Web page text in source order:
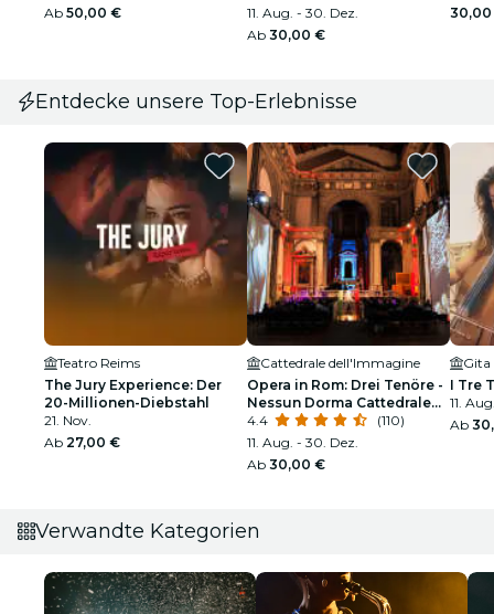
Ab 50,00 €
11. Aug. - 30. Dez.
Ab 30,00 €
Entdecke unsere Top-Erlebnisse
Teatro Reims
The Jury Experience: Der
20-Millionen-Diebstahl
21. Nov.
Ab 27,00 €
Cattedrale dell'Immagine
Opera in Rom: Drei Tenöre -
Nessun Dorma Cattedrale
dell'Immagine
4.4
(110)
11. Aug. - 30. Dez.
Ab 30,00 €
I Tre
11.
Ab
Verwandte Kategorien